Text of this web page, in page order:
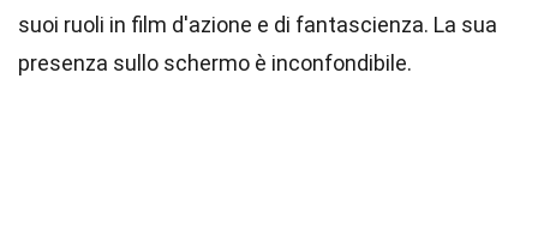
suoi ruoli in film d'azione e di fantascienza. La sua
presenza sullo schermo è inconfondibile.